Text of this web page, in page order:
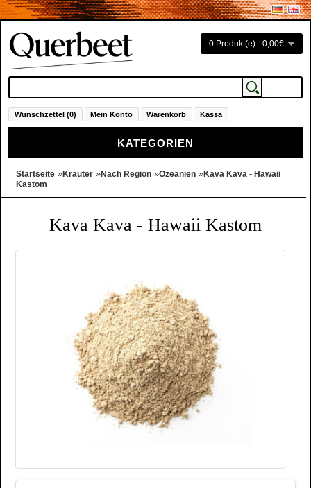
0 Produkt(e) - 0,00€
Wunschzettel (0) Mein Konto Warenkorb Kassa
KATEGORIEN
Startseite »Kräuter »Nach Region »Ozeanien »Kava Kava - Hawaii
Kastom
Kava Kava - Hawaii Kastom